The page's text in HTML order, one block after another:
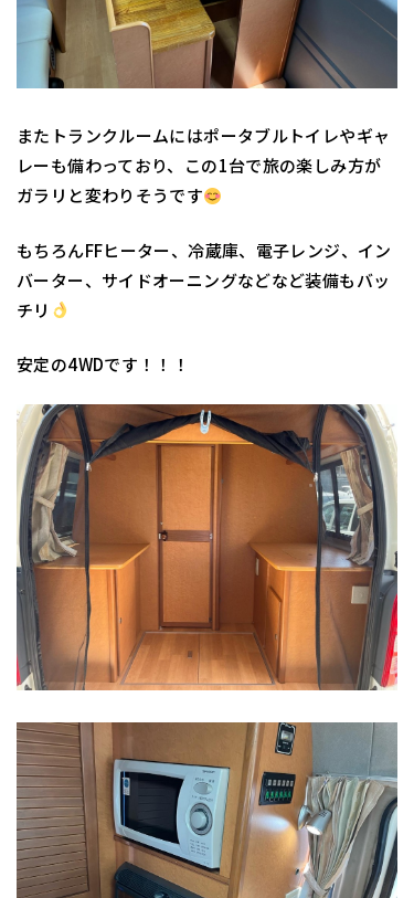
またトランクルームにはポータブルトイレやギャ
レーも備わっており、この1台で旅の楽しみ方が
ガラリと変わりそうです
もちろんFFヒーター、冷蔵庫、電子レンジ、イン
バーター、サイドオーニングなどなど装備もバッ
チリ
安定の4WDです！！！